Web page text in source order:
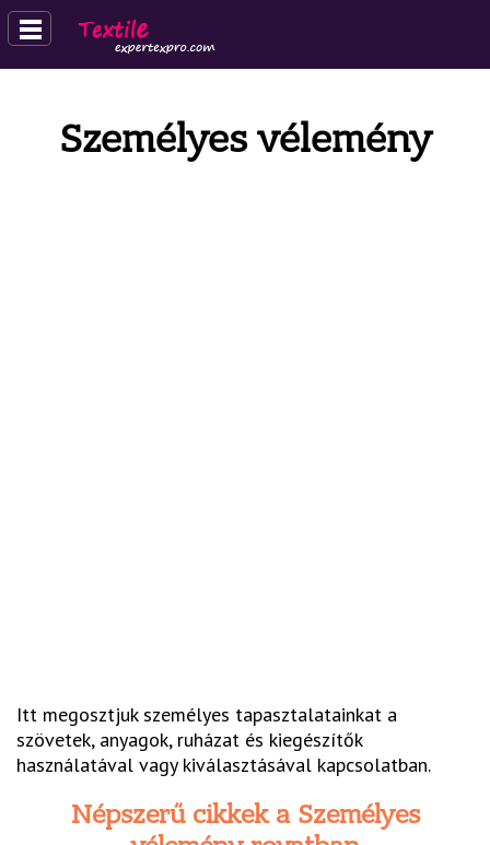
Személyes vélemény
Itt megosztjuk személyes tapasztalatainkat a
szövetek, anyagok, ruházat és kiegészítők
használatával vagy kiválasztásával kapcsolatban.
Népszerű cikkek a Személyes